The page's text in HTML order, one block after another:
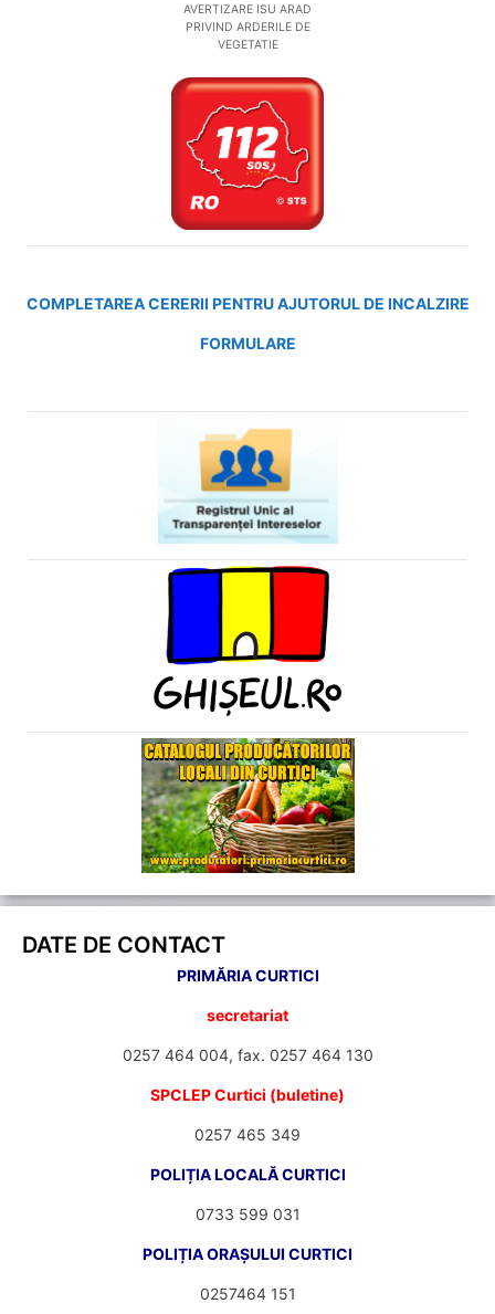
AVERTIZARE ISU ARAD
PRIVIND ARDERILE DE
VEGETATIE
COMPLETAREA CERERII PENTRU AJUTORUL DE INCALZIRE
FORMULARE
DATE DE CONTACT
PRIMĂRIA CURTICI
secretariat
0257 464 004, fax. 0257 464 130
SPCLEP Curtici (buletine)
0257 465 349
POLIȚIA LOCALĂ CURTICI
0733 599 031
POLIȚIA ORAȘULUI CURTICI
0257464 151